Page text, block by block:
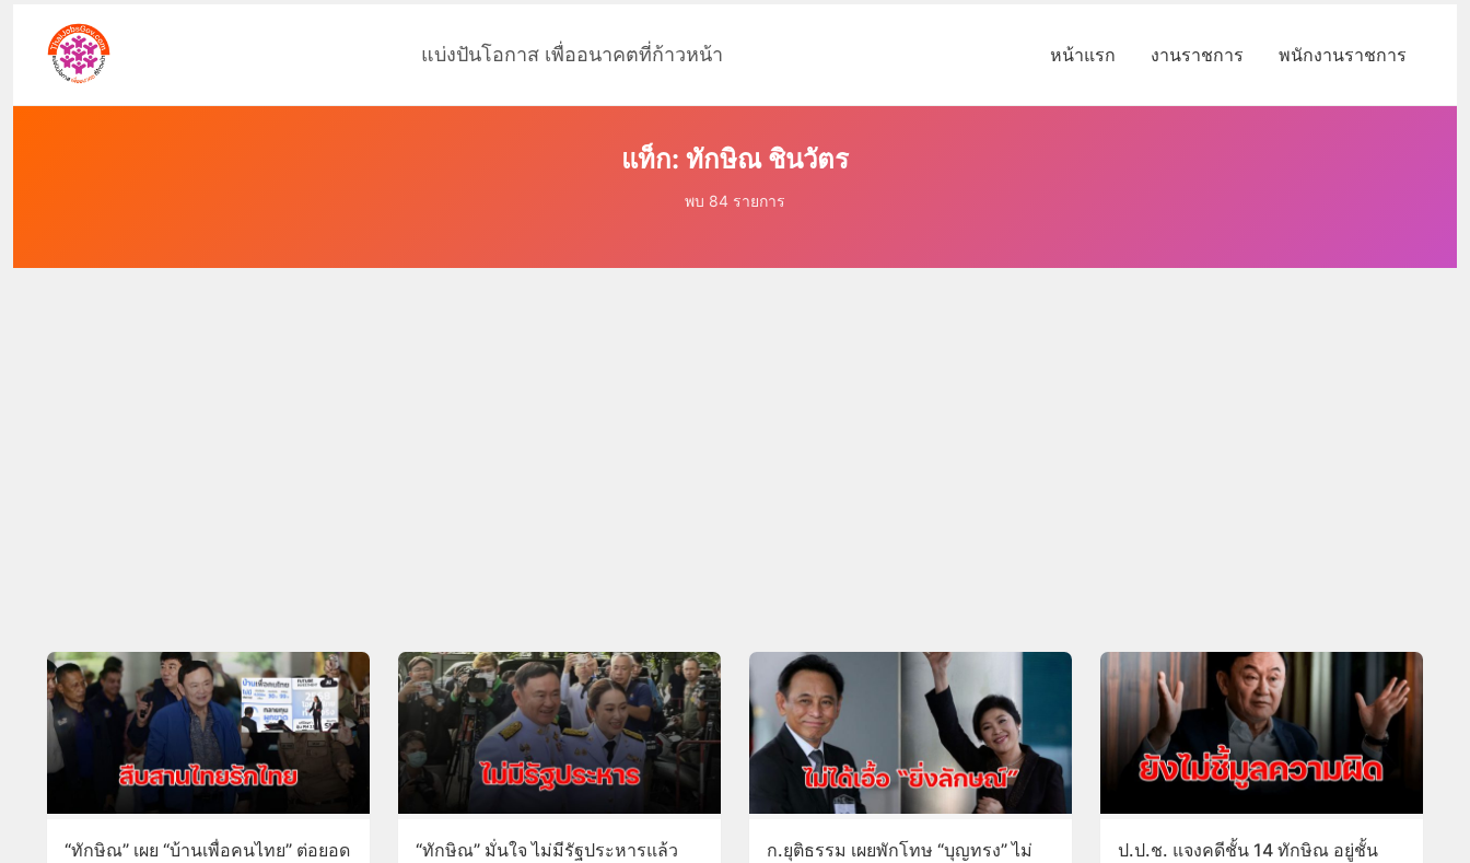
แบ่งปันโอกาส เพื่ออนาคตที่ก้าวหน้า หน้าแรก งานราชการ พนักงานราชการ
แท็ก: ทักษิณ ชินวัตร
พบ 84 รายการ
“ทักษิณ” เผย “บ้านเพื่อคนไทย” ต่อยอด
“ทักษิณ” มั่นใจ ไม่มีรัฐประหารแล้ว
ก.ยุติธรรม เผยพักโทษ “บุญทรง” ไม่
ป.ป.ช. แจงคดีชั้น 14 ทักษิณ อยู่ชั้น